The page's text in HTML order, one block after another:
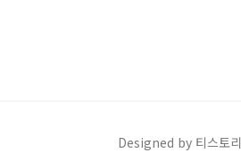
Designed by 티스토리